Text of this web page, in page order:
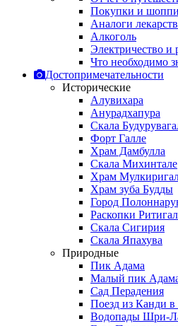
Покупки и
Аналоги лекарств
Алкоголь
Электричество и
Что необходимо
Достопримечательности
Исторические
Алувихара
Анурадхапура
Скала
Форт Галле
Храм Дамбулла
Скала Михинтале
Храм
Храм зуба Будды
Город
Раскопки
Скала Сигирия
Скала Япахува
Природные
Пик Адама
Малый пик
Сад Перадения
Поезд из Канди
Водопады Шри-